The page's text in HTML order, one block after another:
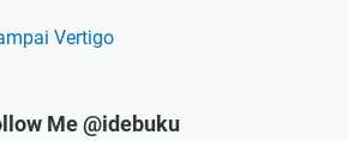
Vertigo
Me @idebuku